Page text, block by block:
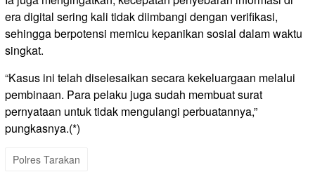
era digital sering kali tidak diimbangi dengan verifikasi,
sehingga berpotensi memicu kepanikan sosial dalam waktu
singkat.
“Kasus ini telah diselesaikan secara kekeluargaan melalui
pembinaan. Para pelaku juga sudah membuat surat
pernyataan untuk tidak mengulangi perbuatannya,”
pungkasnya.(*)
Polres Tarakan